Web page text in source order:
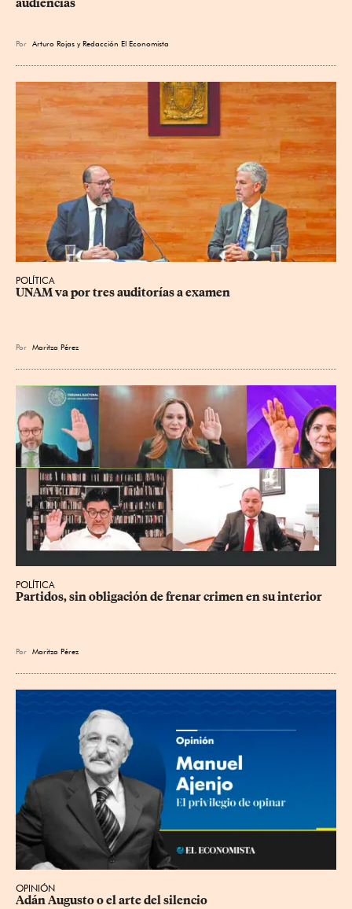
audiencias
Por Arturo Rojas yRedacción El Economista
POLÍTICA
UNAM va por tres auditorías a examen
Por Maritza Pérez
POLÍTICA
Partidos, sin obligación de frenar crimen en su interior
Por Maritza Pérez
OPINIÓN
Adán Augusto o el arte del silencio